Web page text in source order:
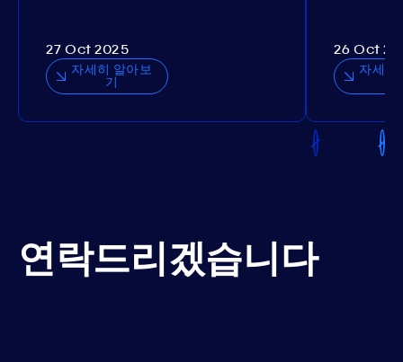
27 Oct 2025
자세히 알아보
기
26 Oct
자세히
연락드리겠습니다